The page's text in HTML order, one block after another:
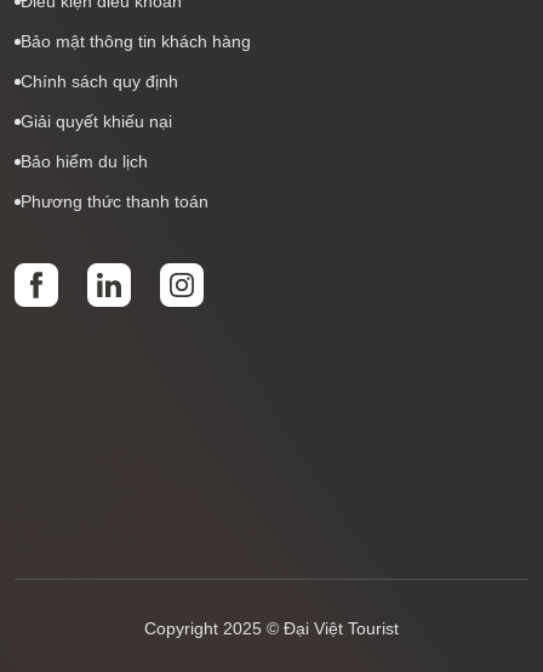
Bảo mật thông tin khách hàng
Chính sách quy định
Giải quyết khiếu nại
Bảo hiểm du lịch
Phương thức thanh toán
Copyright 2025 © Đại Việt Tourist